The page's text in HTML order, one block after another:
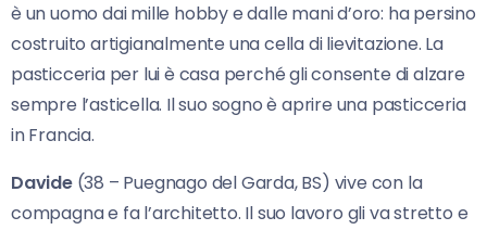
è un uomo dai mille hobby e dalle mani d’oro: ha persino
costruito artigianalmente una cella di lievitazione. La
pasticceria per lui è casa perché gli consente di alzare
sempre l’asticella. Il suo sogno è aprire una pasticceria
in Francia.
Davide(38 – Puegnago del Garda, BS) vive con la
compagna e fa l’architetto. Il suo lavoro gli va stretto e